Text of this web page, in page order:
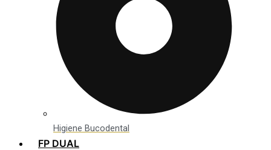
Higiene Bucodental
FP DUAL